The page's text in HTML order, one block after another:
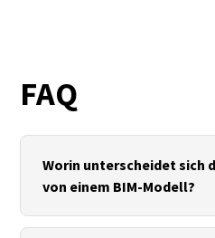
FAQ
Worin unterscheidet sich
von einem BIM‑Modell?
Der Zwilling bindet